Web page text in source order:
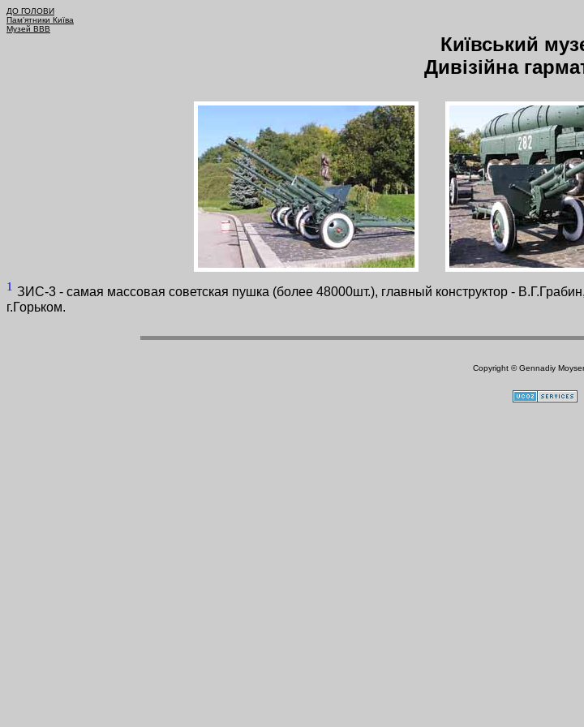
ДО ГОЛОВИ
Пам'ятники Київа
Музей ВВВ
Київський
Дивізійна
1 ЗИС-3 - самая массовая советская пушка (более 48000шт.), главный конструктор -
г.Горьком.
Copyright © Gennadiy